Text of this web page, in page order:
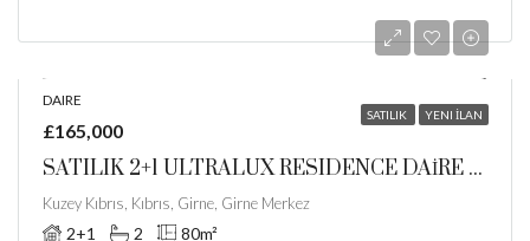
SATILIK YENI İLAN
DAIRE
£165,000
SATILIK 2+1 ULTRALUX RESIDENCE DAİRE GİRNE MERKEZ
Kuzey Kıbrıs, Kıbrıs, Girne, Girne Merkez
2+1 2 80m²